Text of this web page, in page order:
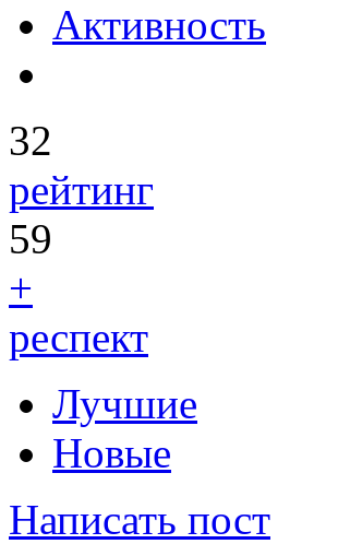
Активность
32
рейтинг
59
+
респект
Лучшие
Новые
Написать пост